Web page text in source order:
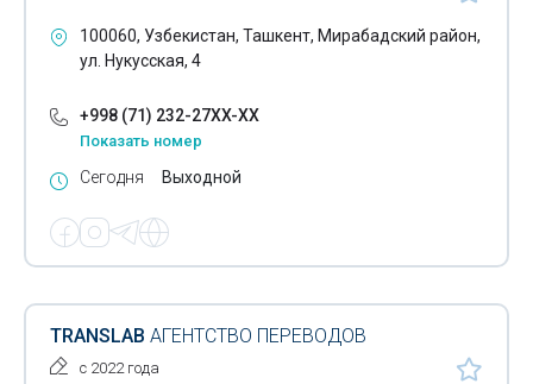
100060, Узбекистан, Ташкент, Мирабадский район,
ул. Нукусская, 4
+998 (71) 232-27XX-XX
Показать номер
Сегодня Выходной
TRANSLAB АГЕНТСТВО ПЕРЕВОДОВ
с 2022 года